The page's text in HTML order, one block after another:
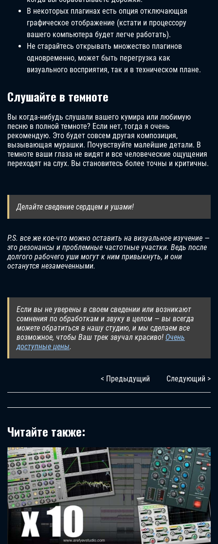
В некоторых плагинах есть опция отключающая
графическое отображение (кстати и процессору
вашего компьютера будет легче работать).
Не старайтесь открывать множество плагинов
одновременно, может быть перегрузка как
визуального восприятия, так и в техническом плане.
Слушайте в темноте
Вы когда-нибудь слушали вашего кумира или любимую
песню в полной темноте? Если нет, тогда я очень
рекомендую. Это будет совсем другая композиция,
вызывающая мурашки. Почувствуйте малейшие детали. В
темноте ваши глаза не видят и все человеческие ощущения
переходят на слух. Вы становитесь более точны и критичны.
Делайте сведение сердцем и ушами!
P.S. все же кое-что можно оставить на визуальное изучение —
это резонансы и проблемные частотные участки. Ведь после
долгого рабочего уши могут к ним привыкнуть, и они
останутся незамеченными.
Если вы не уверены в своем сведении или возникают
сомнения по обработкам и звуку в целом — вы всегда
можете обратиться в нашу студию, и мы сделаем все
возможное, чтобы Ваш трек звучал красиво! Очень
доступные цены.
< Предыдущий Следующий >
Читайте также: